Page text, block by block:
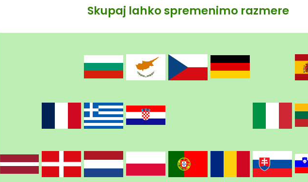
Skupaj lahko spremenimo razmere